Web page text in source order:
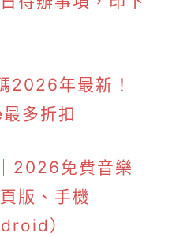
2026年最新！
多折扣
2026免費音樂
版、手機
）